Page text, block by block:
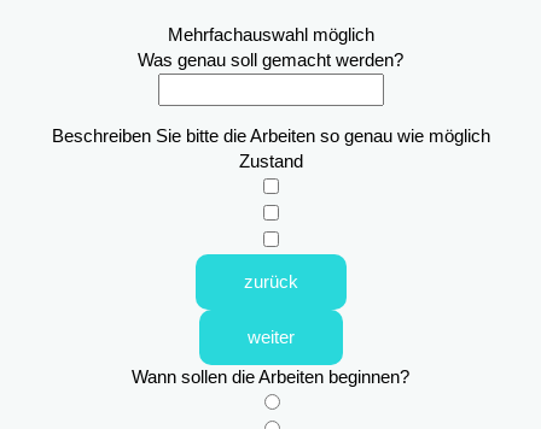
Mehrfachauswahl möglich
Was genau soll gemacht werden?
Beschreiben Sie bitte die Arbeiten so genau wie möglich
Zustand
zurück
weiter
Wann sollen die Arbeiten beginnen?